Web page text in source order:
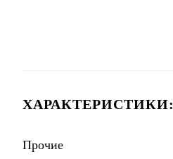
ХАРАКТЕРИСТИКИ:
Прочие